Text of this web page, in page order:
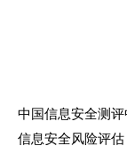
中国信息安全测
信息安全风险评